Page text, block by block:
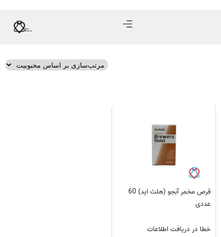
قرص مخمر آبجو (هلث اید) 60
عددی
خطا در دریافت اطلاعات